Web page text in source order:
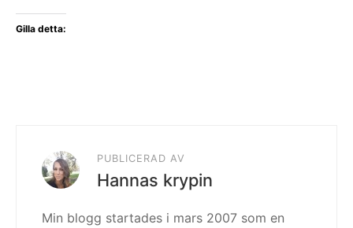
Gilla detta:
PUBLICERAD AV
Hannas krypin
Min blogg startades i mars 2007 som en